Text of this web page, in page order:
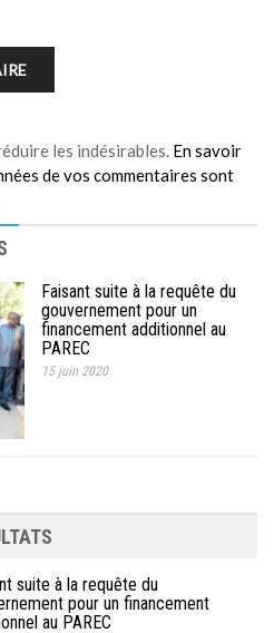
les indésirables. En savoir
de vos commentaires sont
Faisant suite à la requête du
gouvernement pour un
financement additionnel au
PAREC
15 juin 2020
suite à la requête du
pour un financement
au PAREC